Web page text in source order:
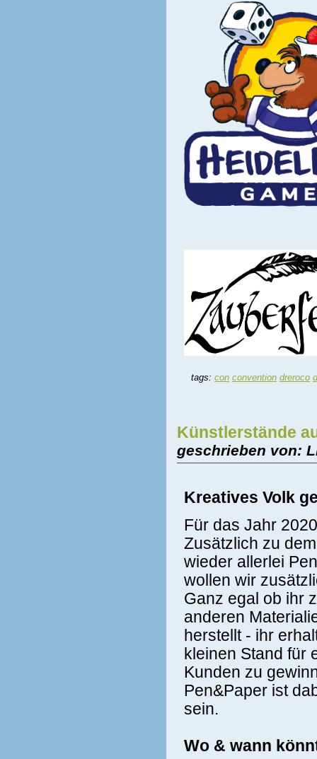
tags: con convention dreroco
Künstlerstände
geschrieben von:
Kreatives Volk
Für das Jahr
Zusätzlich zu
wieder allerlei
wollen wir
Ganz egal ob ihr
anderen
herstellt - ihr
kleinen Stand für
Kunden zu
Pen&Paper ist
sein.
Wo & wann